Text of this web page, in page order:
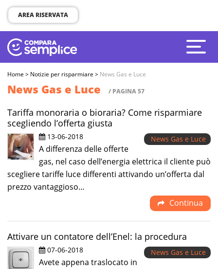
AREA RISERVATA
Home > Notizie per risparmiare > News Gas e Luce
News Gas e Luce / PAGINA 57
Tariffa monoraria o bioraria? Come risparmiare
scegliendo l’offerta giusta
13-06-2018 News Gas e Luce
A differenza delle offerte
gas, nel caso dell’energia elettrica il cliente può
scegliere tariffe luce differenti attivando un’offerta dal
prezzo vantaggioso…
Continua
Attivare un contatore dell’Enel: la procedura
07-06-2018 News Gas e Luce
Avete appena traslocato in